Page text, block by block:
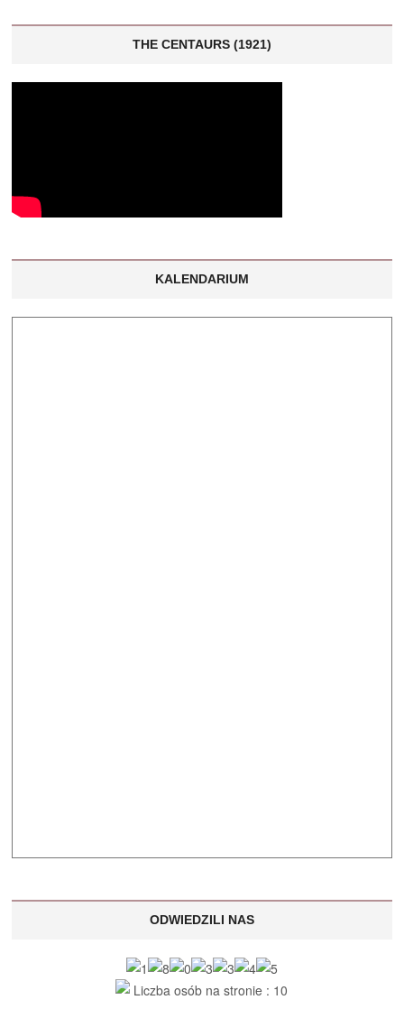
THE CENTAURS (1921)
KALENDARIUM
ODWIEDZILI NAS
Liczba osób na stronie : 10